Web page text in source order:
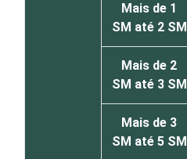
Mais de 1
SM até 2 SM
Mais de 2
SM até 3 SM
Mais de 3
SM até 5 SM